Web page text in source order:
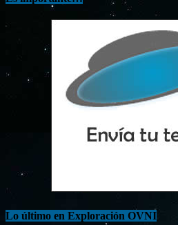
Lo último en Exploración OVNI